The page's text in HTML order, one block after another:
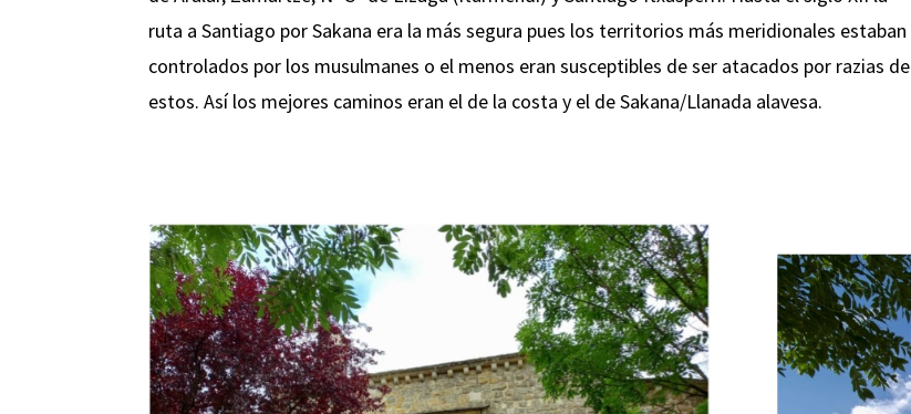
ruta a Santiago por Sakana era la más segura pues los territorios más meridionales estaban
controlados por los musulmanes o el menos eran susceptibles de ser atacados por razias de
estos. Así los mejores caminos eran el de la costa y el de Sakana/Llanada alavesa.